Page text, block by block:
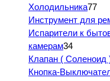
Холодильника77
Инструмент для
Испарители к
камерам34
Клапан ( Соленоид
Кнопка-